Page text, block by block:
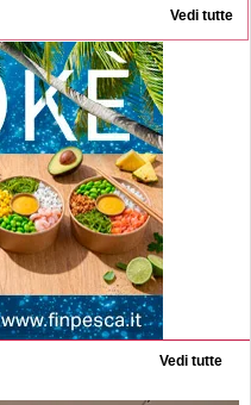
Vedi tutte
Vedi tutte